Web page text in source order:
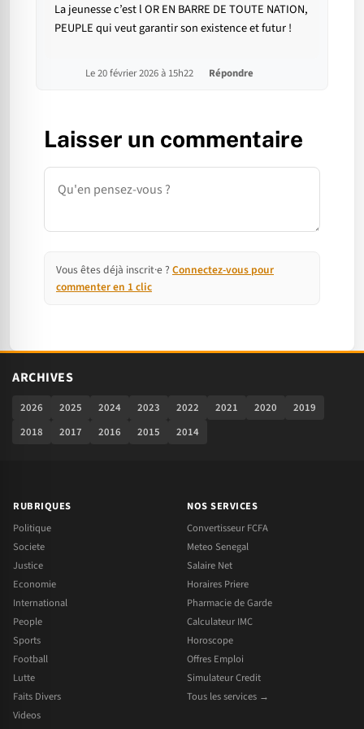
La jeunesse c’est l OR EN BARRE DE TOUTE NATION,
PEUPLE qui veut garantir son existence et futur !
Le 20 février 2026 à 15h22 Répondre
Laisser un commentaire
Commentaire
Vous êtes déjà inscrit·e ? Connectez-vous pour
commenter en 1 clic
ARCHIVES
2026 2025 2024 2023 2022 2021 2020
2019
2018
2017 2016 2015 2014
RUBRIQUES
Politique
Societe
Justice
Economie
International
People
Sports
Football
Lutte
Faits Divers
Videos
NOS SERVICES
Convertisseur FCFA
Meteo Senegal
Salaire Net
Horaires Priere
Pharmacie de Garde
Calculateur IMC
Horoscope
Offres Emploi
Simulateur Credit
Tous les services →